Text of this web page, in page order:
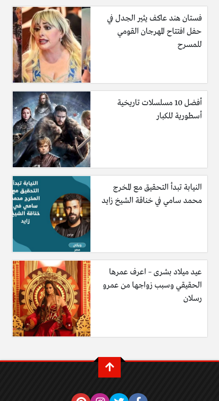
فستان هند عاكف يثير الجدل في
حفل افتتاح المهرجان القومي
للمسرح
أفضل 10 مسلسلات تاريخية
أسطورية للكبار
النيابة تبدأ التحقيق مع المخرج
محمد سامي في خناقة الشيخ زايد
عيد ميلاد بشرى – اعرف عمرها
الحقيقي وسبب زواجها من عمرو
رسلان